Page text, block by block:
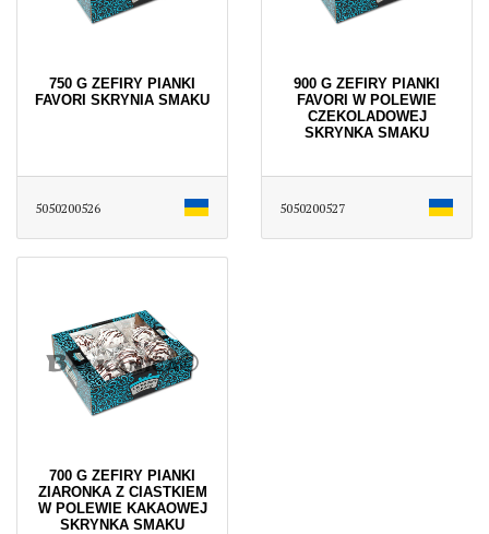
750 G ZEFIRY PIANKI
FAVORI SKRYNIA SMAKU
5050200526
900 G ZEFIRY PIANKI
FAVORI W POLEWIE
CZEKOLADOWEJ
SKRYNKA SMAKU
5050200527
700 G ZEFIRY PIANKI
ZIARONKA Z CIASTKIEM
W POLEWIE KAKAOWEJ
SKRYNKA SMAKU